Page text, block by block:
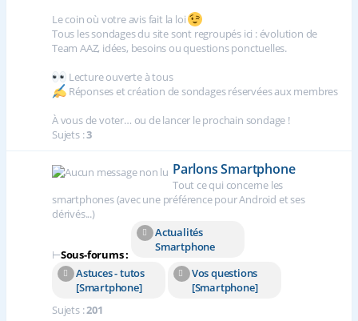
Le coin où votre avis fait la loi
Tous les sondages du site sont regroupés ici : évolution de
Team AAZ, idées, besoins ou questions ponctuelles.
Lecture ouverte à tous
Réponses et création de sondages réservées aux membres
À vous de voter… ou de lancer le prochain sondage !
Sujets :3
Parlons Smartphone
Tout ce qui concerne les
smartphones (avec une préférence pour Android et ses
dérivés...)
⊢Sous-forums :
Actualités
Smartphone
Astuces - tutos
[Smartphone]
Vos questions
[Smartphone]
Sujets :201